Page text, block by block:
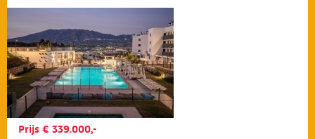
Prijs € 339.000,-